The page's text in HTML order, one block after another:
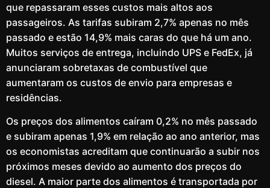
que repassaram esses custos mais altos aos
passageiros. As tarifas subiram 2,7% apenas no mês
passado e estão 14,9% mais caras do que há um ano.
Muitos serviços de entrega, incluindo UPS e FedEx, já
anunciaram sobretaxas de combustível que
aumentaram os custos de envio para empresas e
residências.
Os preços dos alimentos caíram 0,2% no mês passado
e subiram apenas 1,9% em relação ao ano anterior, mas
os economistas acreditam que continuarão a subir nos
próximos meses devido ao aumento dos preços do
diesel. A maior parte dos alimentos é transportada por